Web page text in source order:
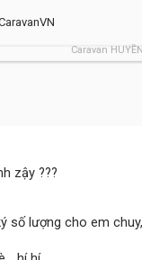
Caravan HUYỀN
zậy ???
số lượng cho em